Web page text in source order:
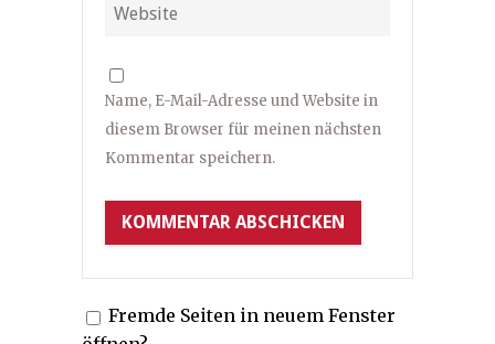
Name, E-Mail-Adresse und Website in
diesem Browser für meinen nächsten
Kommentar speichern.
Fremde Seiten in neuem Fenster